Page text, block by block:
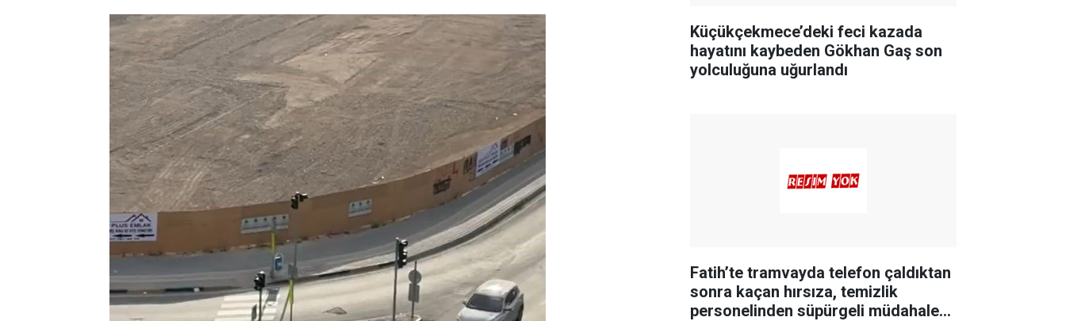
Küçükçekmece’deki feci kazada
hayatını kaybeden Gökhan Gaş son
yolculuğuna uğurlandı
Fatih’te tramvayda telefon çaldıktan
sonra kaçan hırsıza, temizlik
personelinden süpürgeli müdahale